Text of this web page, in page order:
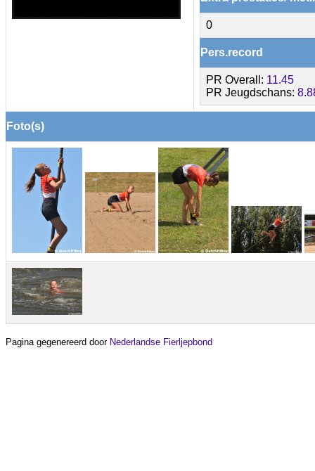
0
Pers.record
PR Overall: 11.45
PR Jeugdschans:
Foto(s)
Pagina gegenereerd door Nederlandse Fierljepbond